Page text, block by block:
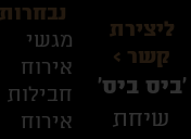
ליצירת
קשר >
׳ביס ביס׳
שיחת
נבחרות >
מגשי
אירוח
חבילות
אירוח